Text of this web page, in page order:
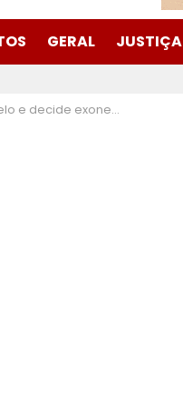
GERAL JUSTIÇA
02 da Abin, mas mantém o chefe